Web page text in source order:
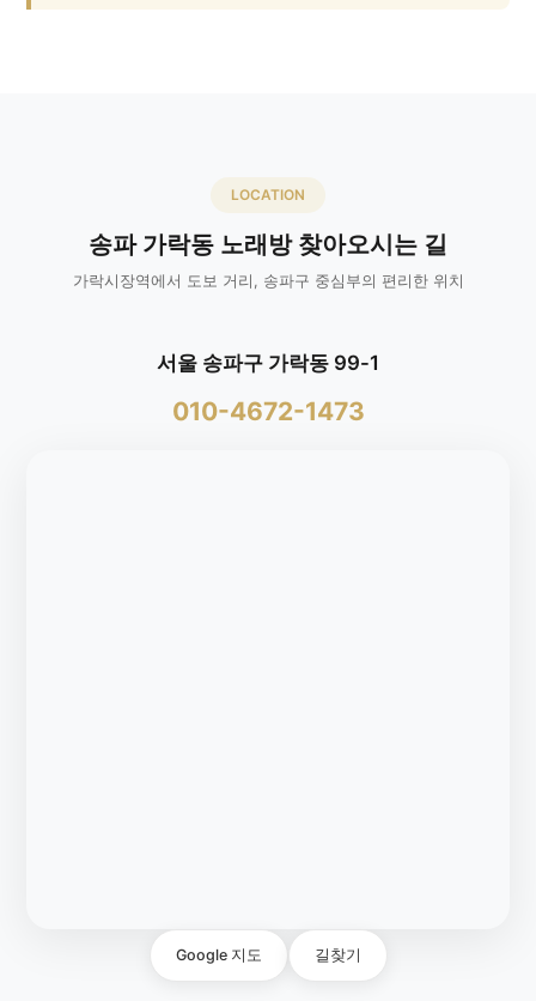
LOCATION
송파 가락동 노래방 찾아오시는 길
가락시장역에서 도보 거리, 송파구 중심부의 편리한 위치
서울 송파구 가락동 99-1
010-4672-1473
Google 지도 길찾기